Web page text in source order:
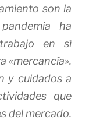
son la
ha
en sí
«mercancía».
y cuidados a
que
del mercado.